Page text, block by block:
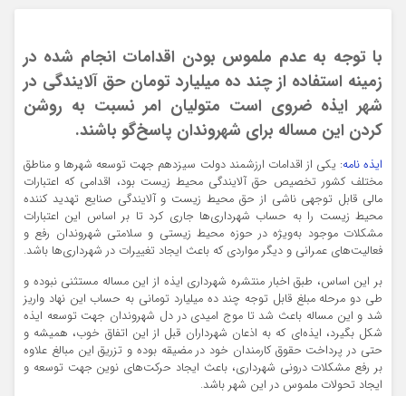
با توجه به عدم ملموس بودن اقدامات انجام شده در
زمینه استفاده از چند ده میلیارد تومان حق آلایندگی در
شهر ایذه ضروی است متولیان امر نسبت به روشن
کردن این مساله برای شهروندان پاسخ‌گو باشند.
ایذه نامه: یکی از اقدامات ارزشمند دولت سیزدهم جهت توسعه شهرها و مناطق
مختلف کشور تخصیص حق آلایندگی محیط زیست بود، اقدامی که اعتبارات
مالی قابل توجهی ناشی از حق محیط زیست و آلایندگی صنایع تهدید کننده
محیط زیست را به حساب شهرداری‌ها جاری کرد تا بر اساس این اعتبارات
مشکلات موجود به‌ویژه در حوزه محیط زیستی و سلامتی شهروندان رفع و
فعالیت‌های عمرانی و دیگر مواردی که باعث ایجاد تغییرات در شهرداری‌ها باشد.
بر این اساس، طبق اخبار منتشره شهرداری ایذه از این مساله مستثنی نبوده و
طی دو مرحله مبلغ قابل توجه چند ده میلیارد تومانی به حساب این نهاد واریز
شد و این مساله باعث شد تا موج امیدی در دل شهروندان جهت توسعه ایذه
شکل بگیرد، ایذه‌ای که به اذعان شهرداران قبل از این اتفاق خوب، همیشه و
حتی در پرداخت حقوق کارمندان خود در مضیقه بوده و تزریق این مبالغ علاوه
بر رفع مشکلات درونی شهرداری، باعث ایجاد حرکت‌های نوین جهت توسعه و
ایجاد تحولات ملموس در این شهر باشد.